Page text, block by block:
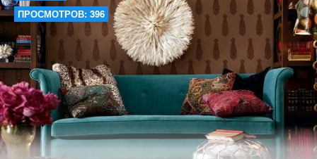
ПРОСМОТРОВ: 396